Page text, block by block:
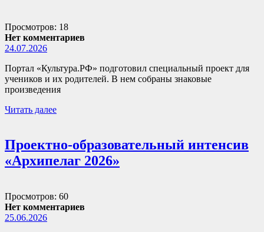
Просмотров: 18
Нет комментариев
24.07.2026
Портал «Культура.РФ» подготовил специальный проект для
учеников и их родителей. В нем собраны знаковые
произведения
Читать далее
Проектно-образовательный интенсив
«Архипелаг 2026»
Просмотров: 60
Нет комментариев
25.06.2026